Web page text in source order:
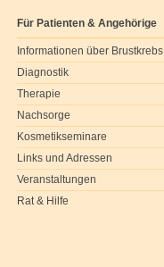
Für Patienten & Angehörige
Informationen über Brustkrebs
Diagnostik
Therapie
Nachsorge
Kosmetikseminare
Links und Adressen
Veranstaltungen
Rat & Hilfe